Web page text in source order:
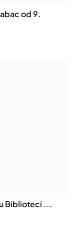
od 9.
Biblioteci ...